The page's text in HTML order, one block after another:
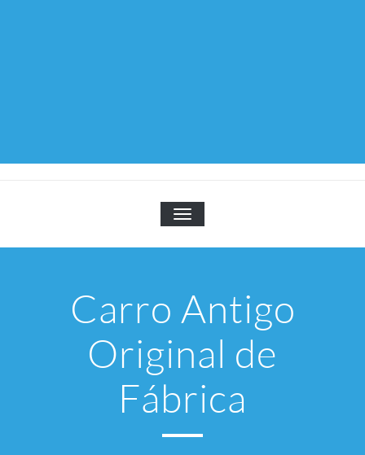
TOGGLE NAVIGATION
Carro Antigo
Original de
Fábrica